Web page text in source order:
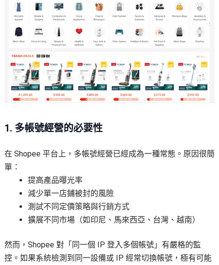
1. 多帳號經營的必要性
在 Shopee 平台上，多帳號經營已經成為一種常態。原因很簡
單：
提高產品曝光率
減少單一店鋪被封的風險
測試不同定價策略與行銷方式
擴展不同市場（如印尼、馬來西亞、台灣、越南）
然而，Shopee 對「同一個 IP 登入多個帳號」有嚴格的監
控。如果系統檢測到同一設備或 IP 經常切換帳號，極有可能